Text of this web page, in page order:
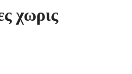
χωρις